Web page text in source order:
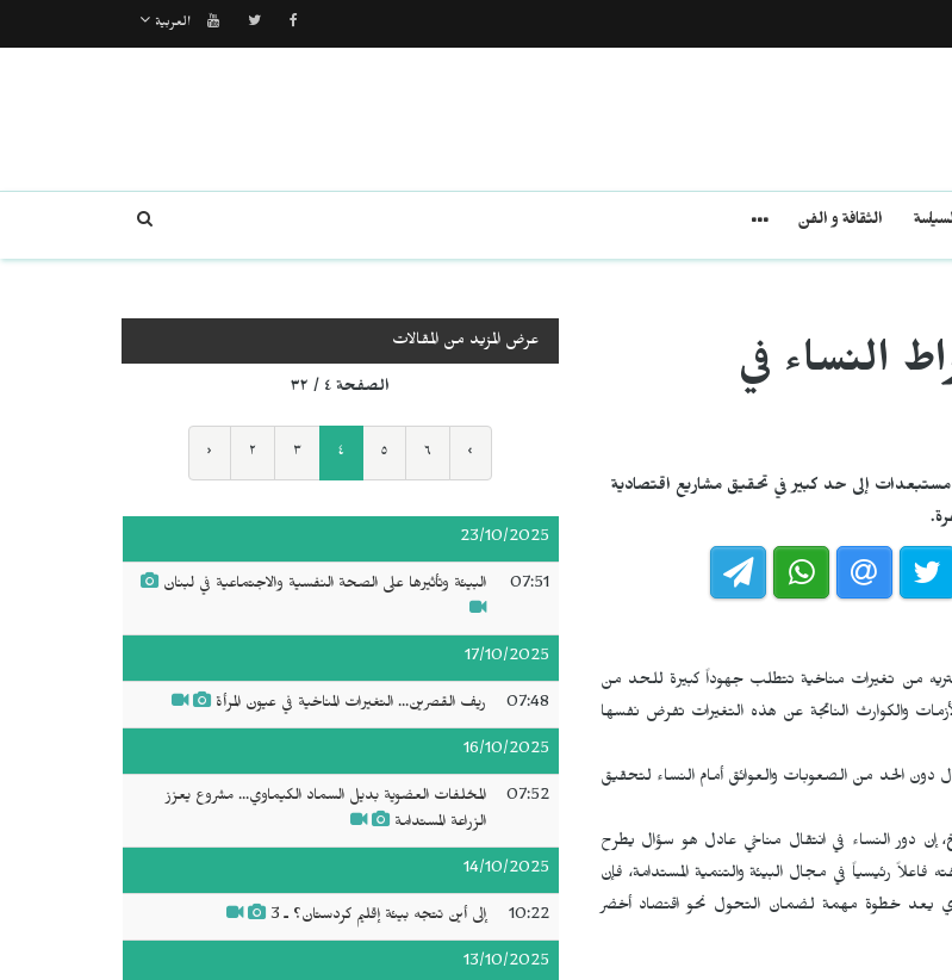
العربية
الثقافة و الفن
النساء في
إلى حد كبير في تحقيق مشاريع اقتصادية
من تغيرات مناخية تتطلب جهوداً كبيرة للحد من
والكوارث الناتجة عن هذه التغيرات تفرض نفسها
دون الحد من الصعوبات والعوائق أمام النساء لتحقيق
، إن دور النساء في انتقال مناخي عادل هو سؤال يطرح
رئيسياً في مجال البيئة والتنمية المستدامة، فإن
يعد خطوة مهمة لضمان التحول نحو اقتصاد أخضر
عرض المزيد من المقالات
الصفحة ٤ / ٣٢
‹ ٢ ٣ ٤ ٥ ٦ ›
23/10/2025
07:51 البيئة وتأثيرها على الصحة النفسية والاجتماعية في لبنان
17/10/2025
07:48 ريف القصرين... التغيرات المناخية في عيون المرأة
16/10/2025
07:52
المخلفات العضوية بديل السماد الكيماوي... مشروع يعزز
الزراعة المستدامة
14/10/2025
10:22 إلى أين تتجه بيئة إقليم كردستان؟ ـ 3
13/10/2025